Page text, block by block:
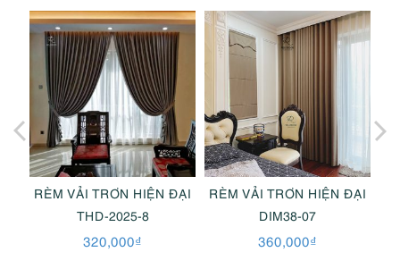
RÈM VẢI TRƠN HIỆN ĐẠI
THD-2025-8
320,000₫
RÈM VẢI TRƠN HIỆN ĐẠI
DIM38-07
360,000₫